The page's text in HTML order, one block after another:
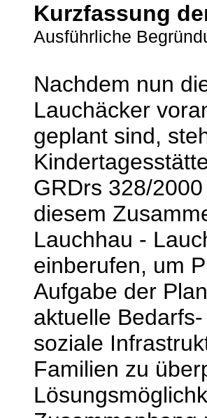
Kurzfassung
Ausführliche
Nachdem nun
Lauchäcker
geplant sind,
GRDrs 328/
diesem
Lauchhau -
einberufen, um
Aufgabe der
aktuelle
soziale
Familien zu